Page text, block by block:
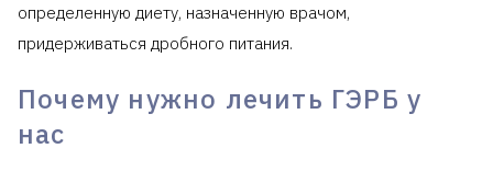
определенную диету, назначенную врачом,
придерживаться дробного питания.
Почему нужно лечить ГЭРБ у
нас